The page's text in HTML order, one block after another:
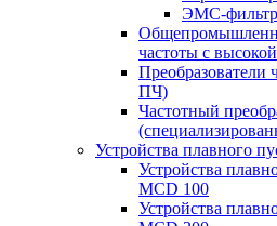
ЭМС-
частоты с
Преобразователи
ПЧ)
Частотный
Устройства плавного
Устройства
MCD 100
Устройства